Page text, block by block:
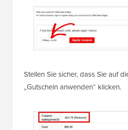
Stellen Sie sicher, dass Sie auf
„Gutschein anwenden“ klicken.